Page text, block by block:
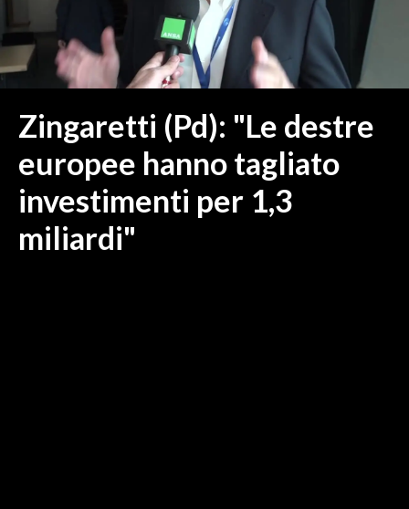
GALLURA
NUORO E PROVINCIA
OGLIASTRA
CRONACA
ITALIA
MONDO
POLITICA
Zingaretti (Pd): "Le destre
europee hanno tagliato
investimenti per 1,3
miliardi"